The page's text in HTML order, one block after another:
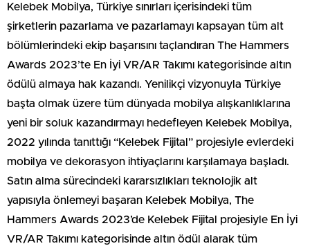
Kelebek Mobilya, Türkiye sınırları içerisindeki tüm
şirketlerin pazarlama ve pazarlamayı kapsayan tüm alt
bölümlerindeki ekip başarısını taçlandıran The Hammers
Awards 2023’te En İyi VR/AR Takımı kategorisinde altın
ödülü almaya hak kazandı. Yenilikçi vizyonuyla Türkiye
başta olmak üzere tüm dünyada mobilya alışkanlıklarına
yeni bir soluk kazandırmayı hedefleyen Kelebek Mobilya,
2022 yılında tanıttığı “Kelebek Fijital” projesiyle evlerdeki
mobilya ve dekorasyon ihtiyaçlarını karşılamaya başladı.
Satın alma sürecindeki kararsızlıkları teknolojik alt
yapısıyla önlemeyi başaran Kelebek Mobilya, The
Hammers Awards 2023’de Kelebek Fijital projesiyle En İyi
VR/AR Takımı kategorisinde altın ödül alarak tüm